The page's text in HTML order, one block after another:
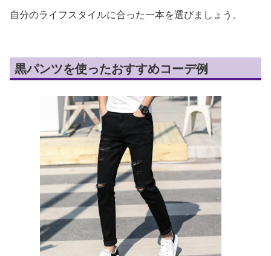
自分のライフスタイルに合った一本を選びましょう。
黒パンツを使ったおすすめコーデ例